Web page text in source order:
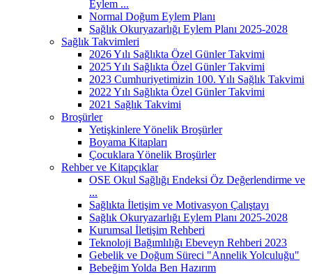
Eylem ...
Normal Doğum Eylem Planı
Sağlık Okuryazarlığı Eylem Planı 2025-2028
Sağlık Takvimleri
2026 Yılı Sağlıkta Özel Günler Takvimi
2025 Yılı Sağlıkta Özel Günler Takvimi
2023 Cumhuriyetimizin 100. Yılı Sağlık Takvimi
2022 Yılı Sağlıkta Özel Günler Takvimi
2021 Sağlık Takvimi
Broşürler
Yetişkinlere Yönelik Broşürler
Boyama Kitapları
Çocuklara Yönelik Broşürler
Rehber ve Kitapçıklar
OSE Okul Sağlığı Endeksi Öz Değerlendirme ve
...
Sağlıkta İletişim ve Motivasyon Çalıştayı
Sağlık Okuryazarlığı Eylem Planı 2025-2028
Kurumsal İletişim Rehberi
Teknoloji Bağımlılığı Ebeveyn Rehberi 2023
Gebelik ve Doğum Süreci "Annelik Yolculuğu"
Bebeğim Yolda Ben Hazırım